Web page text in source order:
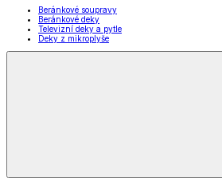
Beránkové soupravy
Beránkové deky
Televizní deky a pytle
Deky z mikroplyše